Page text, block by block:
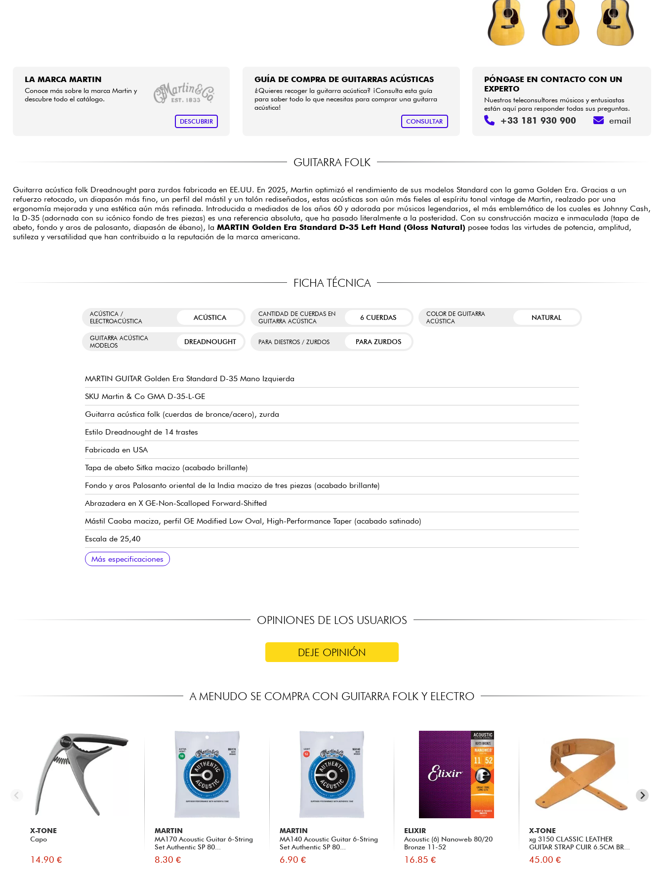
LA MARCA MARTIN
Conoce más sobre la marca Martin y
descubre todo el catálogo.
DESCUBRIR
GUÍA DE COMPRA DE GUITARRAS ACÚSTICAS
¿Quieres recoger la guitarra acústica? ¡Consulta esta guía
para saber todo lo que necesitas para comprar una guitarra
acústica!
CONSULTAR
PÓNGASE EN CONTACTO CON UN
EXPERTO
Nuestros teleconsultores músicos y entusiastas
están aquí para responder todas sus preguntas.
+33 181 930 900 email
GUITARRA FOLK
Guitarra acústica folk Dreadnought para zurdos fabricada en EE.UU. En 2025, Martin optimizó el rendimiento de sus modelos Standard con la gama Golden Era. Gracias a un
refuerzo retocado, un diapasón más fino, un perfil del mástil y un talón rediseñados, estas acústicas son aún más fieles al espíritu tonal vintage de Martin, realzado por una
ergonomía mejorada y una estética aún más refinada. Introducida a mediados de los años 60 y adorada por músicos legendarios, el más emblemático de los cuales es Johnny Cash,
la D-35 (adornada con su icónico fondo de tres piezas) es una referencia absoluta, que ha pasado literalmente a la posteridad. Con su construcción maciza e inmaculada (tapa de
abeto, fondo y aros de palosanto, diapasón de ébano), la MARTIN Golden Era Standard D-35 Left Hand (Gloss Natural) posee todas las virtudes de potencia, amplitud,
sutileza y versatilidad que han contribuido a la reputación de la marca americana.
FICHA TÉCNICA
ACÚSTICA /
ELECTROACÚSTICA
ACÚSTICA
CANTIDAD DE CUERDAS EN
GUITARRA ACÚSTICA
6 CUERDAS
COLOR DE GUITARRA
ACÚSTICA
NATURAL
GUITARRA ACÚSTICA
MODELOS
DREADNOUGHT PARA DIESTROS / ZURDOS PARA ZURDOS
MARTIN GUITAR Golden Era Standard D-35 Mano Izquierda
SKU Martin & Co GMA D-35-L-GE
Guitarra acústica folk (cuerdas de bronce/acero), zurda
Estilo Dreadnought de 14 trastes
Fabricada en USA
Tapa de abeto Sitka macizo (acabado brillante)
Fondo y aros Palosanto oriental de la India macizo de tres piezas (acabado brillante)
Abrazadera en X GE-Non-Scalloped Forward-Shifted
Mástil Caoba maciza, perfil GE Modified Low Oval, High-Performance Taper (acabado satinado)
Escala de 25,40
Diapasón de ébano macizo, 20x trastes tipo de traste Small (true pleked)
Radio diapasón 16
Anchura del mástil 1er traste 1.69" - 4.29 cm
Anchura del mástil 12º traste 5,41 cm - 2,13
Puente Ébano macizo, estilo Belly
Sillín compensado, hueso
Caja de cambios Martin cromada con botones grandes
Flnición nitrocelulosa
Se vende con estuche rígido moldeado Martin
Más especificaciones
OPINIONES DE LOS USUARIOS
DEJE OPINIÓN
A MENUDO SE COMPRA CON GUITARRA FOLK Y ELECTRO
X-TONE
Capo
14.90 €
MARTIN
MA170 Acoustic Guitar 6-String
Set Authentic SP 80...
8.30 €
MARTIN
MA140 Acoustic Guitar 6-String
Set Authentic SP 80...
6.90 €
ELIXIR
Acoustic (6) Nanoweb 80/20
Bronze 11-52
16.85 €
X-TONE
xg 3150 CLASSIC LEATHER
GUITAR STRAP CUIR 6.5CM BR...
45.00 €